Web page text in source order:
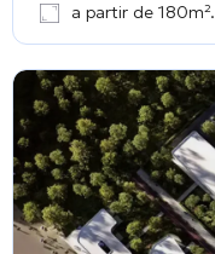
a partir de 180m².